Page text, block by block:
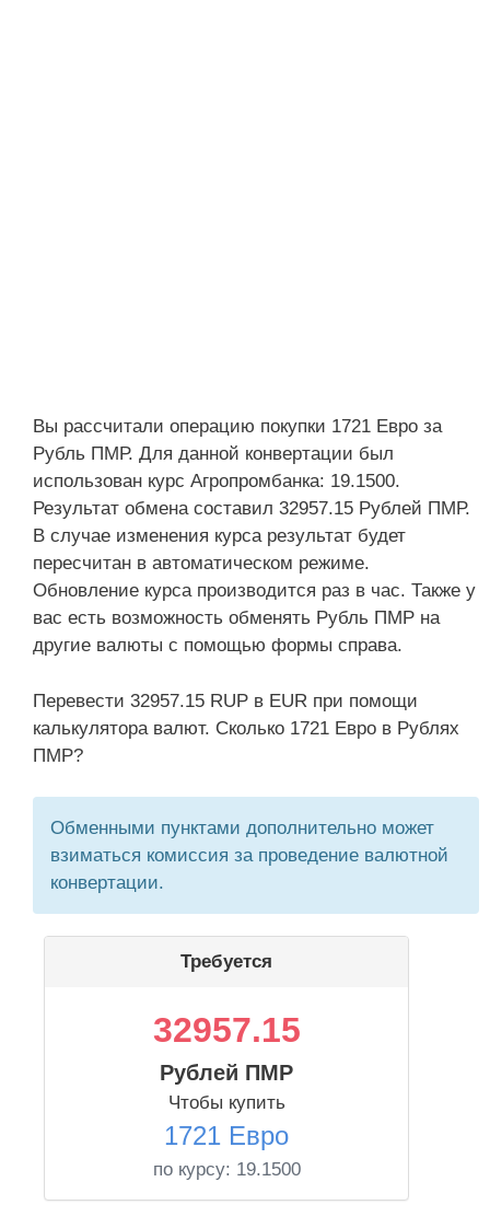
Вы рассчитали операцию покупки 1721 Евро за
Рубль ПМР. Для данной конвертации был
использован курс Агропромбанка: 19.1500.
Результат обмена составил 32957.15 Рублей ПМР.
В случае изменения курса результат будет
пересчитан в автоматическом режиме.
Обновление курса производится раз в час. Также у
вас есть возможность обменять Рубль ПМР на
другие валюты с помощью формы справа.
Перевести 32957.15 RUP в EUR при помощи
калькулятора валют. Сколько 1721 Евро в Рублях
ПМР?
Обменными пунктами дополнительно может
взиматься комиссия за проведение валютной
конвертации.
Требуется
32957.15
Рублей ПМР
Чтобы купить
1721 Евро
по курсу: 19.1500